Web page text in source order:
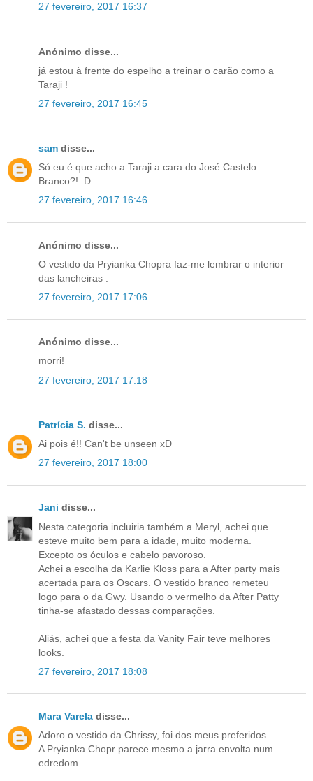
27 fevereiro, 2017 16:37
Anónimo disse...
já estou à frente do espelho a treinar o carão como a
Taraji !
27 fevereiro, 2017 16:45
sam disse...
Só eu é que acho a Taraji a cara do José Castelo
Branco?! :D
27 fevereiro, 2017 16:46
Anónimo disse...
O vestido da Pryianka Chopra faz-me lembrar o interior
das lancheiras .
27 fevereiro, 2017 17:06
Anónimo disse...
morri!
27 fevereiro, 2017 17:18
Patrícia S. disse...
Ai pois é!! Can't be unseen xD
27 fevereiro, 2017 18:00
Jani disse...
Nesta categoria incluiria também a Meryl, achei que
esteve muito bem para a idade, muito moderna.
Excepto os óculos e cabelo pavoroso.
Achei a escolha da Karlie Kloss para a After party mais
acertada para os Oscars. O vestido branco remeteu
logo para o da Gwy. Usando o vermelho da After Patty
tinha-se afastado dessas comparações.
Aliás, achei que a festa da Vanity Fair teve melhores
looks.
27 fevereiro, 2017 18:08
Mara Varela disse...
Adoro o vestido da Chrissy, foi dos meus preferidos.
A Pryianka Chopr parece mesmo a jarra envolta num
edredom.